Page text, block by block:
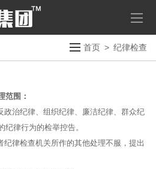
首页 > 纪律检查
范围：
政治纪律、组织纪律、廉洁纪律、群众纪
律行为的检举控告。
律检查机关所作的其他处理不服，提出